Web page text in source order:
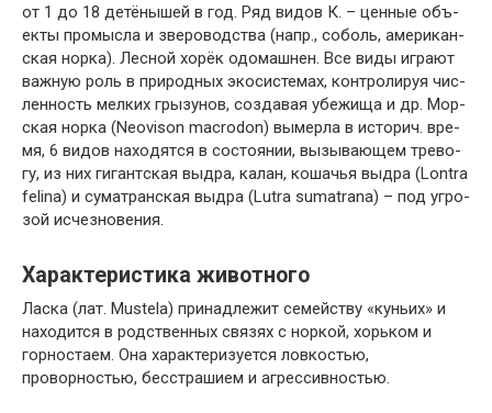
от 1 до 18 де­тё­ны­шей в год. Ряд ви­дов К. – цен­ные объ­
ек­ты про­мыс­ла и зве­ро­вод­ст­ва (напр., со­боль, аме­ри­кан­
ская нор­ка). Лес­ной хо­рёк одо­маш­нен. Все ви­ды иг­ра­ют
важ­ную роль в при­род­ных эко­си­сте­мах, кон­тро­ли­руя чис­
лен­ность мел­ких гры­зу­нов, соз­да­вая убе­жи­ща и др. Мор­
ская нор­ка (Neovison macrodon) вы­мер­ла в ис­то­рич. вре­
мя, 6 ви­дов на­хо­дят­ся в со­стоя­нии, вы­зы­ваю­щем тре­во­
гу, из них ги­гант­ская вы­дра, ка­лан, ко­ша­чья вы­дра (Lontra
felina) и су­матранс­кая вы­дра (Lutra sumat­ra­na) – под уг­ро­
зой ис­чез­но­ве­ния.
Характеристика животного
Ласка (лат. Mustela) принадлежит семейству «куньих» и
находится в родственных связях с норкой, хорьком и
горностаем. Она характеризуется ловкостью,
проворностью, бесстрашием и агрессивностью.